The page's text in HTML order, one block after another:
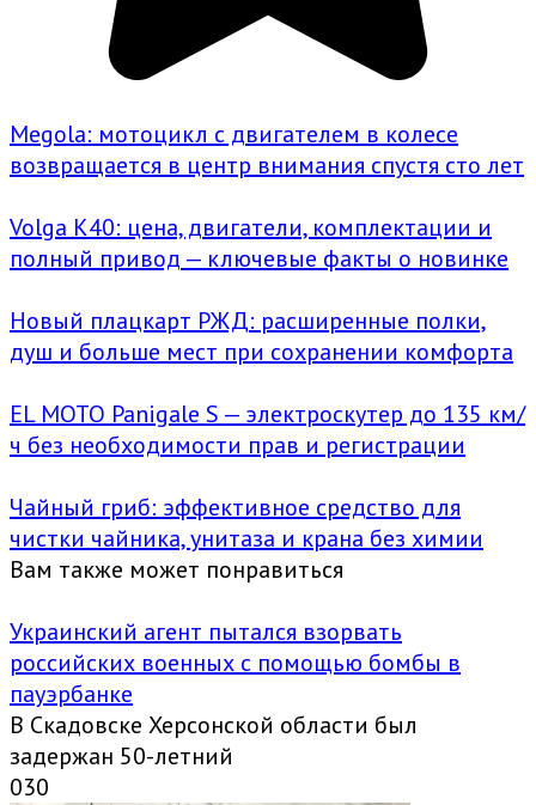
Megola: мотоцикл с двигателем в колесе
возвращается в центр внимания спустя сто лет
Volga K40: цена, двигатели, комплектации и
полный привод — ключевые факты о новинке
Новый плацкарт РЖД: расширенные полки,
душ и больше мест при сохранении комфорта
EL MOTO Panigale S — электроскутер до 135 км/
ч без необходимости прав и регистрации
Чайный гриб: эффективное средство для
чистки чайника, унитаза и крана без химии
Вам также может понравиться
Украинский агент пытался взорвать
российских военных с помощью бомбы в
пауэрбанке
В Скадовске Херсонской области был
задержан 50-летний
030